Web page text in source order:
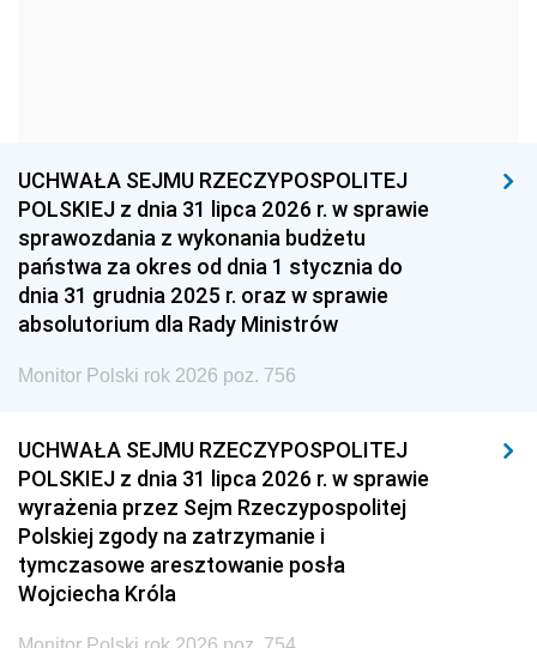
1939 1938 1937
1936 1930
UCHWAŁA SEJMU RZECZYPOSPOLITEJ
POLSKIEJ z dnia 31 lipca 2026 r. w sprawie
sprawozdania z wykonania budżetu
państwa za okres od dnia 1 stycznia do
dnia 31 grudnia 2025 r. oraz w sprawie
absolutorium dla Rady Ministrów
Monitor Polski rok 2026 poz. 756
UCHWAŁA SEJMU RZECZYPOSPOLITEJ
POLSKIEJ z dnia 31 lipca 2026 r. w sprawie
wyrażenia przez Sejm Rzeczypospolitej
Polskiej zgody na zatrzymanie i
tymczasowe aresztowanie posła
Wojciecha Króla